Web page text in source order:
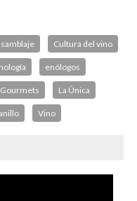
Cultura del vino
enólogos
Gourmets La Única
Vino